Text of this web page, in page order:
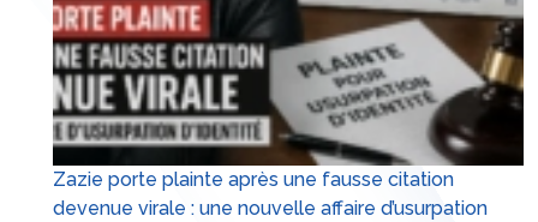
Zazie porte plainte après une fausse citation
devenue virale : une nouvelle affaire d’usurpation